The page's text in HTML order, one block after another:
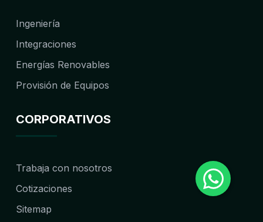
Ingeniería
Integraciones
Energías Renovables
Provisión de Equipos
CORPORATIVOS
Trabaja con nosotros
Cotizaciones
Sitemap